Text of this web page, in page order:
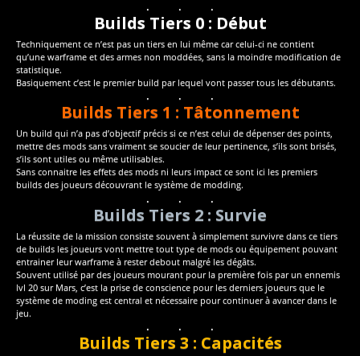
Builds Tiers 0 : Début
Techniquement ce n’est pas un tiers en lui même car celui-ci ne contient
qu’une warframe et des armes non moddées, sans la moindre modification de
statistique.
Basiquement c’est le premier build par lequel vont passer tous les débutants.
Builds Tiers 1 : Tâtonnement
Un build qui n’a pas d’objectif précis si ce n’est celui de dépenser des points,
mettre des mods sans vraiment se soucier de leur pertinence, s’ils sont brisés,
s’ils sont utiles ou même utilisables.
Sans connaitre les effets des mods ni leurs impact ce sont ici les premiers
builds des joueurs découvrant le système de modding.
Builds Tiers 2 : Survie
La réussite de la mission consiste souvent à simplement survivre dans ce tiers
de builds les joueurs vont mettre tout type de mods ou équipement pouvant
entrainer leur warframe à rester debout malgré les dégâts.
Souvent utilisé par des joueurs mourant pour la première fois par un ennemis
lvl 20 sur Mars, c’est la prise de conscience pour les derniers joueurs que le
système de moding est central et nécessaire pour continuer à avancer dans le
jeu.
Builds Tiers 3 : Capacités